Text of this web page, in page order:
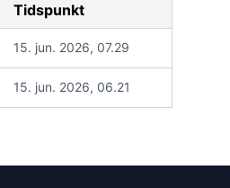
Tidspunkt
15. jun. 2026, 07.29
15. jun. 2026, 06.21